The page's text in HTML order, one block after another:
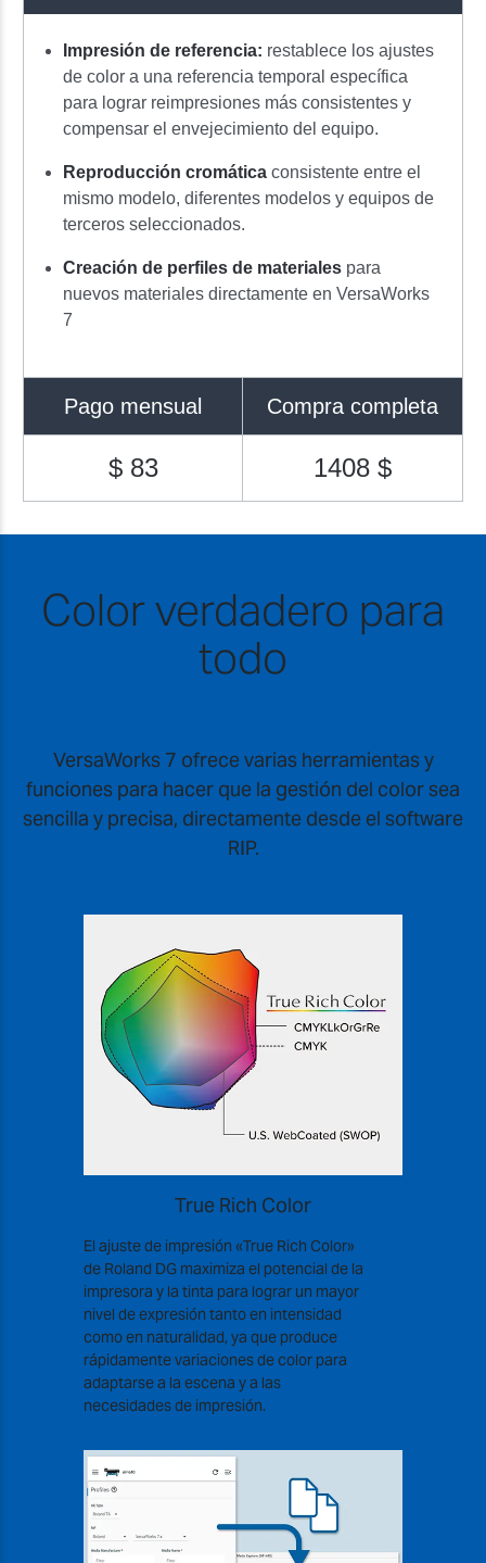
Impresión de referencia: restablece los ajustes
de color a una referencia temporal específica
para lograr reimpresiones más consistentes y
compensar el envejecimiento del equipo.
Reproducción cromática consistente entre el
mismo modelo, diferentes modelos y equipos de
terceros seleccionados.
Creación de perfiles de materiales para
nuevos materiales directamente en VersaWorks
7
Pago mensual Compra completa
$ 83 1408 $
Color verdadero para
todo
VersaWorks 7 ofrece varias herramientas y
funciones para hacer que la gestión del color sea
sencilla y precisa, directamente desde el software
RIP.
True Rich Color
El ajuste de impresión «True Rich Color»
de Roland DG maximiza el potencial de la
impresora y la tinta para lograr un mayor
nivel de expresión tanto en intensidad
como en naturalidad, ya que produce
rápidamente variaciones de color para
adaptarse a la escena y a las
necesidades de impresión.